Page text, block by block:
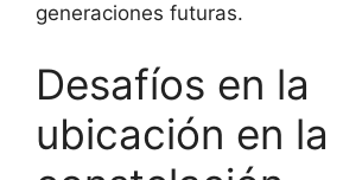
generaciones futuras.
Desafíos en la
ubicación en la